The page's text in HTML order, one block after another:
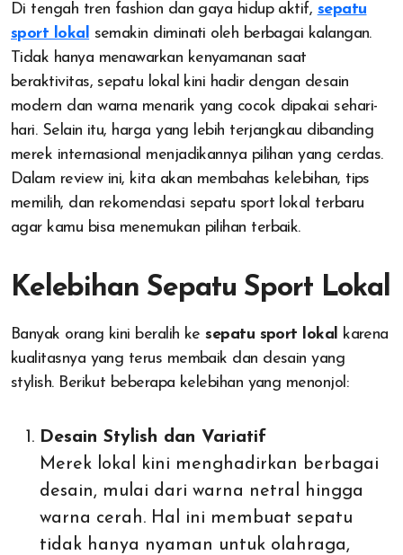
Di tengah tren fashion dan gaya hidup aktif, sepatu
sport lokal semakin diminati oleh berbagai kalangan.
Tidak hanya menawarkan kenyamanan saat
beraktivitas, sepatu lokal kini hadir dengan desain
modern dan warna menarik yang cocok dipakai sehari-
hari. Selain itu, harga yang lebih terjangkau dibanding
merek internasional menjadikannya pilihan yang cerdas.
Dalam review ini, kita akan membahas kelebihan, tips
memilih, dan rekomendasi sepatu sport lokal terbaru
agar kamu bisa menemukan pilihan terbaik.
Kelebihan Sepatu Sport Lokal
Banyak orang kini beralih kesepatu sport lokal karena
kualitasnya yang terus membaik dan desain yang
stylish. Berikut beberapa kelebihan yang menonjol:
Desain Stylish dan Variatif
Merek lokal kini menghadirkan berbagai
desain, mulai dari warna netral hingga
warna cerah. Hal ini membuat sepatu
tidak hanya nyaman untuk olahraga,